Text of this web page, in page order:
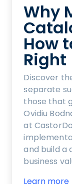
Why
How
Right
Discover
separate
those that
Ovidiu
at
and build a
business
Learn more